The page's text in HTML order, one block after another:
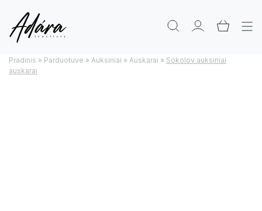
Pradinis » Parduotuve » Auksiniai » Auskarai » Sokolov auksiniai
auskarai